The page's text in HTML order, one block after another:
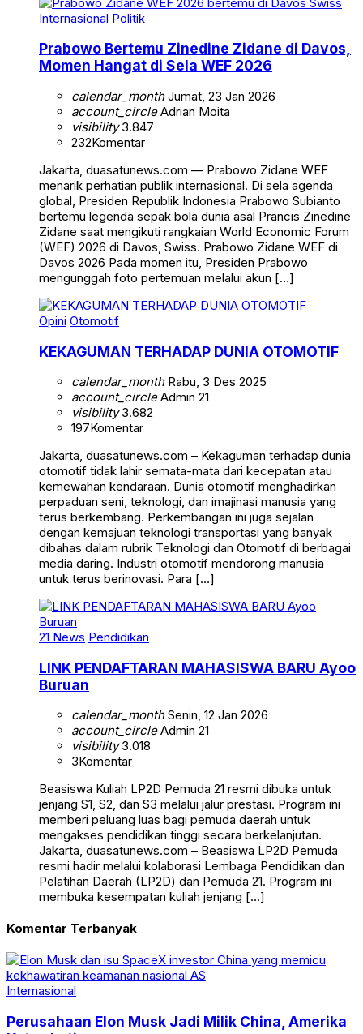
Internasional Politik
Prabowo Bertemu Zinedine Zidane di Davos,
Momen Hangat di Sela WEF 2026
calendar_monthJumat, 23 Jan 2026
account_circleAdrian Moita
visibility3.847
232Komentar
Jakarta, duasatunews.com — Prabowo Zidane WEF
menarik perhatian publik internasional. Di sela agenda
global, Presiden Republik Indonesia Prabowo Subianto
bertemu legenda sepak bola dunia asal Prancis Zinedine
Zidane saat mengikuti rangkaian World Economic Forum
(WEF) 2026 di Davos, Swiss. Prabowo Zidane WEF di
Davos 2026 Pada momen itu, Presiden Prabowo
mengunggah foto pertemuan melalui akun […]
Opini Otomotif
KEKAGUMAN TERHADAP DUNIA OTOMOTIF
calendar_monthRabu, 3 Des 2025
account_circleAdmin 21
visibility3.682
197Komentar
Jakarta, duasatunews.com – Kekaguman terhadap dunia
otomotif tidak lahir semata-mata dari kecepatan atau
kemewahan kendaraan. Dunia otomotif menghadirkan
perpaduan seni, teknologi, dan imajinasi manusia yang
terus berkembang. Perkembangan ini juga sejalan
dengan kemajuan teknologi transportasi yang banyak
dibahas dalam rubrik Teknologi dan Otomotif di berbagai
media daring. Industri otomotif mendorong manusia
untuk terus berinovasi. Para […]
21 News Pendidikan
LINK PENDAFTARAN MAHASISWA BARU Ayoo
Buruan
calendar_monthSenin, 12 Jan 2026
account_circleAdmin 21
visibility3.018
3Komentar
Beasiswa Kuliah LP2D Pemuda 21 resmi dibuka untuk
jenjang S1, S2, dan S3 melalui jalur prestasi. Program ini
memberi peluang luas bagi pemuda daerah untuk
mengakses pendidikan tinggi secara berkelanjutan.
Jakarta, duasatunews.com – Beasiswa LP2D Pemuda
resmi hadir melalui kolaborasi Lembaga Pendidikan dan
Pelatihan Daerah (LP2D) dan Pemuda 21. Program ini
membuka kesempatan kuliah jenjang […]
Komentar Terbanyak
Internasional
Perusahaan Elon Musk Jadi Milik China, Amerika